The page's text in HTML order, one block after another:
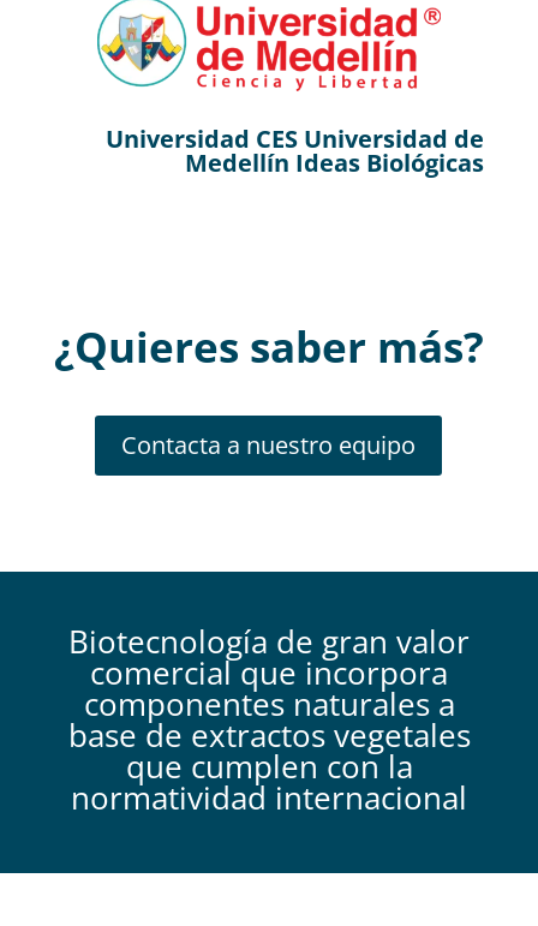
Universidad CES Universidad de
Medellín Ideas Biológicas
¿Quieres saber más?
Contacta a nuestro equipo
Biotecnología de gran valor
comercial que incorpora
componentes naturales a
base de extractos vegetales
que cumplen con la
normatividad internacional